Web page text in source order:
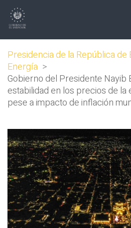
Presidencia de la República de
Energía >
Gobierno del Presidente Nayib
estabilidad en los precios de la
pese a impacto de inflación